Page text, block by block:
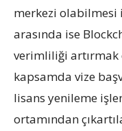
merkezi olabilmesi
arasında ise
verimliliği
kapsamda vize
lisans yenileme
ortamından